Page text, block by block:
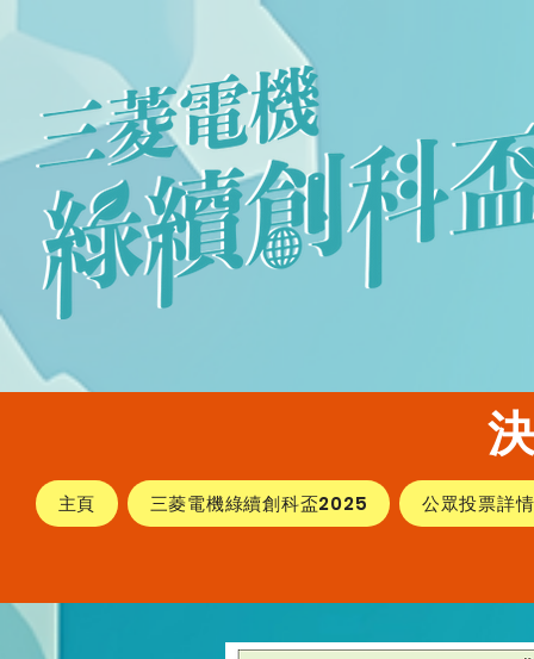
主頁 三菱電機綠續創科盃2025 公眾投票詳情